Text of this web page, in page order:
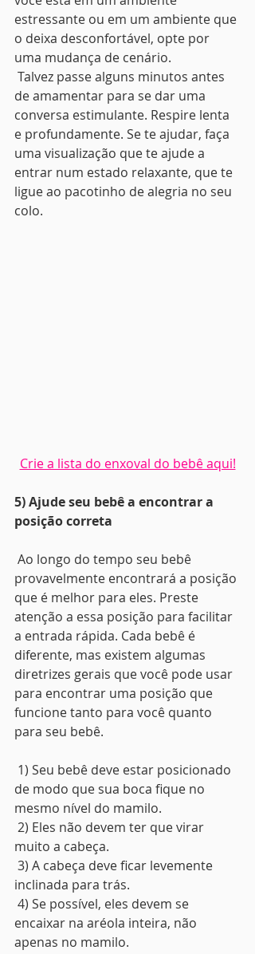
estressante ou em um ambiente que
o deixa desconfortável, opte por
uma mudança de cenário.
de amamentar para se dar uma
conversa estimulante. Respire lenta
e profundamente. Se te ajudar, faça
uma visualização que te ajude a
entrar num estado relaxante, que te
ligue ao pacotinho de alegria no seu
colo.
Crie a lista do enxoval do bebê aqui!
5) Ajude seu bebê a encontrar a
posição correta
provavelmente encontrará a posição
que é melhor para eles. Preste
atenção a essa posição para facilitar
a entrada rápida. Cada bebê é
diferente, mas existem algumas
diretrizes gerais que você pode usar
para encontrar uma posição que
funcione tanto para você quanto
para seu bebê.
de modo que sua boca fique no
mesmo nível do mamilo.
muito a cabeça.
inclinada para trás.
encaixar na aréola inteira, não
apenas no mamilo.